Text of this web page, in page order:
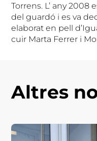
Torrens. L’ any 2008
del guardó i es va
elaborat en pell
cuir Marta Ferrer i
Altres